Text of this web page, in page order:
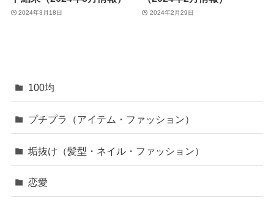
2024年3月18日 2024年2月29日
100均
プチプラ（アイテム・ファッション）
垢抜け（髪型・ネイル・ファッション）
恋愛